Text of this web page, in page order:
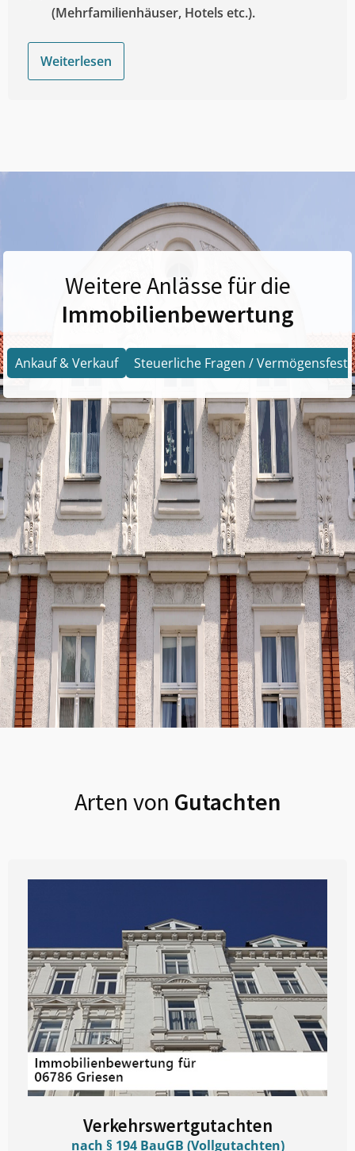
(Mehrfamilienhäuser, Hotels etc.).
Weiterlesen
Weitere Anlässe für die
Immobilienbewertung
Ankauf & Verkauf Steuerliche Fragen /
Arten von Gutachten
Verkehrswertgutachten
nach § 194 BauGB (Vollgutachten)